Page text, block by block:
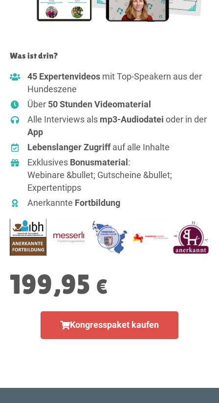
Was ist drin?
45 Expertenvideos mit Top-Speakern aus der
Hundeszene
Über 50 Stunden Videomaterial
Alle Interviews als mp3-Audiodatei oder in der
App
Lebenslanger Zugriffauf alle Inhalte
Exklusives Bonusmaterial :
Webinare &bullet; Gutscheine &bullet;
Expertentipps
Anerkannte Fortbildung
199,95 €
Kongresspaket kaufen